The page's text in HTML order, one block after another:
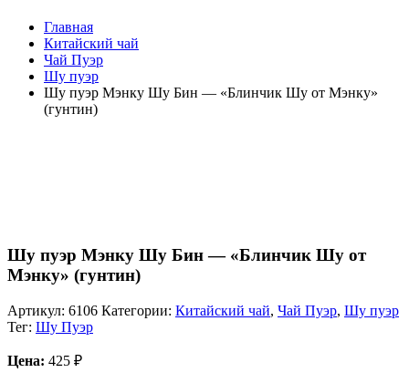
Главная
Китайский чай
Чай Пуэр
Шу пуэр
Шу пуэр Мэнку Шу Бин — «Блинчик Шу от Мэнку»
(гунтин)
Шу пуэр Мэнку Шу Бин — «Блинчик Шу от
Мэнку» (гунтин)
Артикул: 6106 Категории: Китайский чай, Чай Пуэр, Шу пуэр
Тег: Шу Пуэр
Цена: 425 ₽